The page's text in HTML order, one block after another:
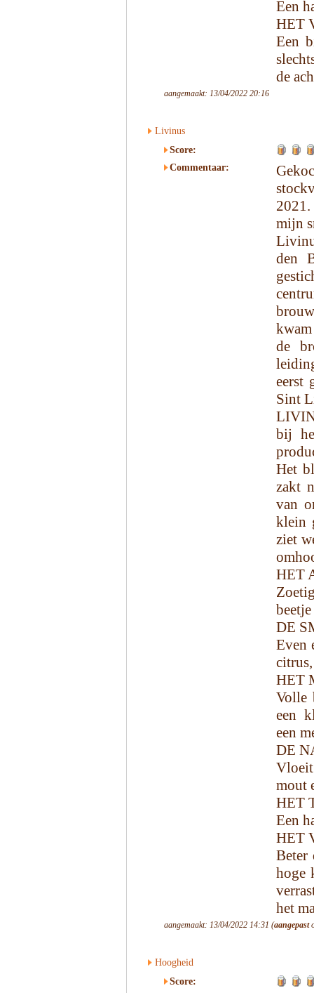
Een
HET
Een
de
aangemaakt: 13/04/2022 20:16
Livinus
Score:
Commentaar:
mijn
den
de
eerst
Sint
bij
Het
zakt
van
klein
ziet
HET
DE
Even
HET
Volle
een
een
DE
mout
HET
Een
HET
Beter
hoge
het
aangemaakt: 13/04/2022 14:31 (aangepast
Hoogheid
Score: